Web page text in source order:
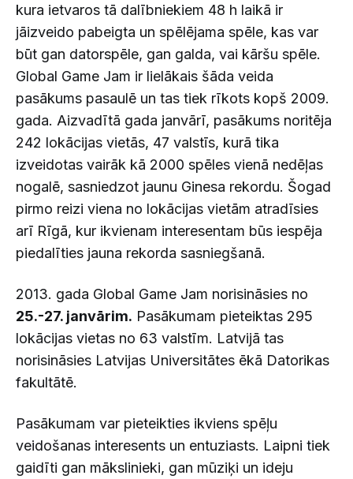
kura ietvaros tā dalībniekiem 48 h laikā ir
jāizveido pabeigta un spēlējama spēle, kas var
būt gan datorspēle, gan galda, vai kāršu spēle.
Global Game Jam ir lielākais šāda veida
pasākums pasaulē un tas tiek rīkots kopš 2009.
gada. Aizvadītā gada janvārī, pasākums noritēja
242 lokācijas vietās, 47 valstīs, kurā tika
izveidotas vairāk kā 2000 spēles vienā nedēļas
nogalē, sasniedzot jaunu Ginesa rekordu. Šogad
pirmo reizi viena no lokācijas vietām atradīsies
arī Rīgā, kur ikvienam interesentam būs iespēja
piedalīties jauna rekorda sasniegšanā.
2013. gada Global Game Jam norisināsies no
25.-27. janvārim. Pasākumam pieteiktas 295
lokācijas vietas no 63 valstīm. Latvijā tas
norisināsies Latvijas Universitātes ēkā Datorikas
fakultātē.
Pasākumam var pieteikties ikviens spēļu
veidošanas interesents un entuziasts. Laipni tiek
gaidīti gan mākslinieki, gan mūziķi un ideju